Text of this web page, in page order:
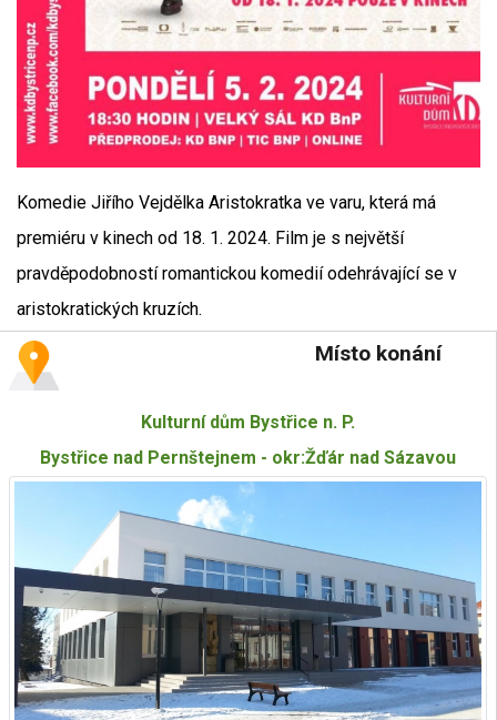
Komedie Jiřího Vejdělka Aristokratka ve varu, která má
premiéru v kinech od 18. 1. 2024. Film je s největší
pravděpodobností romantickou komedií odehrávající se v
aristokratických kruzích.
Místo konání
Kulturní dům Bystřice n. P.
Bystřice nad Pernštejnem - okr:Žďár nad Sázavou